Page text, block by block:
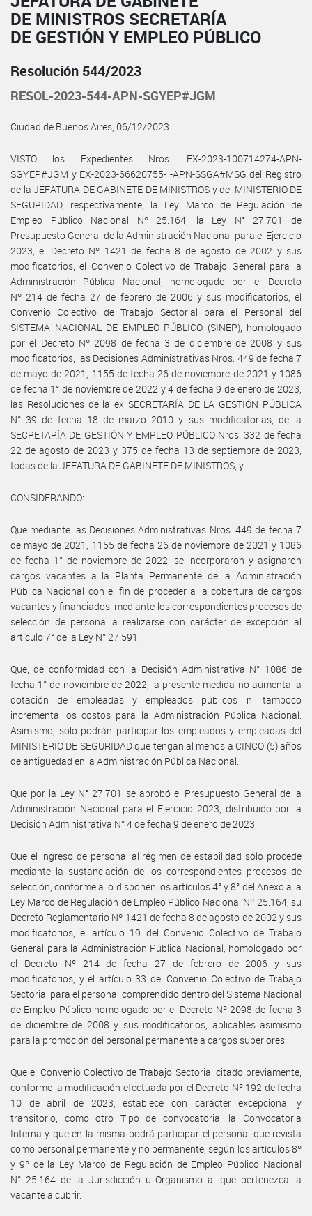
DE MINISTROS SECRETARÍA
DE GESTIÓN Y EMPLEO PÚBLICO
Resolución 544/2023
RESOL-2023-544-APN-SGYEP#JGM
Ciudad de Buenos Aires, 06/12/2023
VISTO los Expedientes Nros. EX-2023-100714274-APN-
SGYEP#JGM y EX-2023-66620755- -APN-SSGA#MSG del Registro
de la JEFATURA DE GABINETE DE MINISTROS y del MINISTERIO DE
SEGURIDAD, respectivamente, la Ley Marco de Regulación de
Empleo Público Nacional Nº 25.164, la Ley N° 27.701 de
Presupuesto General de la Administración Nacional para el Ejercicio
2023, el Decreto Nº 1421 de fecha 8 de agosto de 2002 y sus
modificatorios, el Convenio Colectivo de Trabajo General para la
Administración Pública Nacional, homologado por el Decreto
Nº 214 de fecha 27 de febrero de 2006 y sus modificatorios, el
Convenio Colectivo de Trabajo Sectorial para el Personal del
SISTEMA NACIONAL DE EMPLEO PÚBLICO (SINEP), homologado
por el Decreto Nº 2098 de fecha 3 de diciembre de 2008 y sus
modificatorios, las Decisiones Administrativas Nros. 449 de fecha 7
de mayo de 2021, 1155 de fecha 26 de noviembre de 2021 y 1086
de fecha 1° de noviembre de 2022 y 4 de fecha 9 de enero de 2023,
las Resoluciones de la ex SECRETARÍA DE LA GESTIÓN PÚBLICA
N° 39 de fecha 18 de marzo 2010 y sus modificatorias, de la
SECRETARÍA DE GESTIÓN Y EMPLEO PÚBLICO Nros. 332 de fecha
22 de agosto de 2023 y 375 de fecha 13 de septiembre de 2023,
todas de la JEFATURA DE GABINETE DE MINISTROS, y
CONSIDERANDO:
Que mediante las Decisiones Administrativas Nros. 449 de fecha 7
de mayo de 2021, 1155 de fecha 26 de noviembre de 2021 y 1086
de fecha 1° de noviembre de 2022, se incorporaron y asignaron
cargos vacantes a la Planta Permanente de la Administración
Pública Nacional con el fin de proceder a la cobertura de cargos
vacantes y financiados, mediante los correspondientes procesos de
selección de personal a realizarse con carácter de excepción al
artículo 7° de la Ley N° 27.591.
Que, de conformidad con la Decisión Administrativa N° 1086 de
fecha 1° de noviembre de 2022, la presente medida no aumenta la
dotación de empleadas y empleados públicos ni tampoco
incrementa los costos para la Administración Pública Nacional.
Asimismo, solo podrán participar los empleados y empleadas del
MINISTERIO DE SEGURIDAD que tengan al menos a CINCO (5) años
de antigüedad en la Administración Pública Nacional.
Que por la Ley N° 27.701 se aprobó el Presupuesto General de la
Administración Nacional para el Ejercicio 2023, distribuido por la
Decisión Administrativa N° 4 de fecha 9 de enero de 2023.
Que el ingreso de personal al régimen de estabilidad sólo procede
mediante la sustanciación de los correspondientes procesos de
selección, conforme a lo disponen los artículos 4° y 8° del Anexo a la
Ley Marco de Regulación de Empleo Público Nacional Nº 25.164, su
Decreto Reglamentario Nº 1421 de fecha 8 de agosto de 2002 y sus
modificatorios, el artículo 19 del Convenio Colectivo de Trabajo
General para la Administración Pública Nacional, homologado por
el Decreto Nº 214 de fecha 27 de febrero de 2006 y sus
modificatorios, y el artículo 33 del Convenio Colectivo de Trabajo
Sectorial para el personal comprendido dentro del Sistema Nacional
de Empleo Público homologado por el Decreto Nº 2098 de fecha 3
de diciembre de 2008 y sus modificatorios, aplicables asimismo
para la promoción del personal permanente a cargos superiores.
Que el Convenio Colectivo de Trabajo Sectorial citado previamente,
conforme la modificación efectuada por el Decreto Nº 192 de fecha
10 de abril de 2023, establece con carácter excepcional y
transitorio, como otro Tipo de convocatoria, la Convocatoria
Interna y que en la misma podrá participar el personal que revista
como personal permanente y no permanente, según los artículos 8º
y 9º de la Ley Marco de Regulación de Empleo Público Nacional
N° 25.164 de la Jurisdicción u Organismo al que pertenezca la
vacante a cubrir.